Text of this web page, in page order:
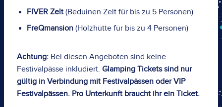
FIVER Zelt(Beduinen Zelt für bis zu 5 Personen)
FreQmansion(Holzhütte für bis zu 4 Personen)
Achtung: Bei diesen Angeboten sind keine
Festivalpässe inkludiert. Glamping Tickets sind nur
gültig in Verbindung mit Festivalpässen oder VIP
Festivalpässen. Pro Unterkunft braucht ihr ein Ticket.